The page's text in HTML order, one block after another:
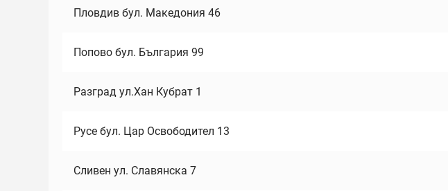
Пловдив бул. Македония 46
Попово бул. България 99
Разград ул.Хан Кубрат 1
Русе бул. Цар Освободител 13
Сливен ул. Славянска 7